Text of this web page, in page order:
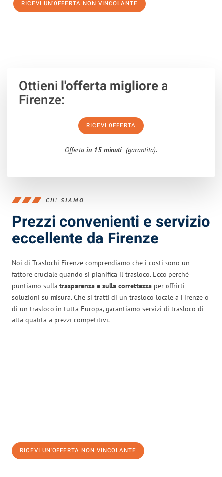
RICEVI UN'OFFERTA NON VINCOLANTE
Ottieni l'offerta migliorea
Firenze:
RICEVI OFFERTA
Offerta in 15 minuti (garantita).
CHI SIAMO
Prezzi convenienti e servizio
eccellente da Firenze
Noi di Traslochi Firenze comprendiamo che i costi sono un
fattore cruciale quando si pianifica il trasloco. Ecco perché
puntiamo sulla trasparenza e sulla correttezza per offrirti
soluzioni su misura. Che si tratti di un trasloco locale a Firenze o
di un trasloco in tutta Europa, garantiamo servizi di trasloco di
alta qualità a prezzi competitivi.
RICEVI UN'OFFERTA NON VINCOLANTE